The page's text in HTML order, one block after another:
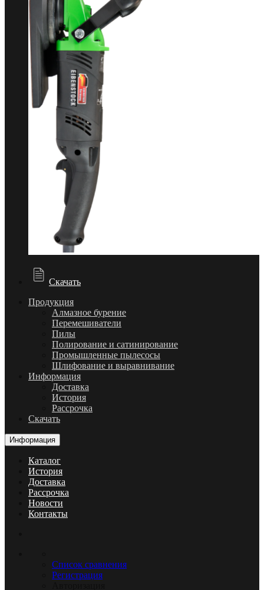
Скачать
Продукция
Алмазное бурение
Перемешиватели
Пилы
Полирование и сатинирование
Промышленные пылесосы
Шлифование и выравнивание
Информация
Доставка
История
Рассрочка
Скачать
Информация
Каталог
История
Доставка
Рассрочка
Новости
Контакты
Список сравнения
Регистрация